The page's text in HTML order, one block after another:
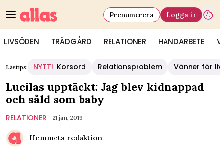
LIVSÖDEN TRÄDGÅRD RELATIONER HANDARBETE
Prenumerera Logga in
Lästips: NYTT! Korsord Relationsproblem Vänner för
Lucilas upptäckt: Jag blev kidnappad
och såld som baby
RELATIONER 21 jan, 2019
Hemmets redaktion